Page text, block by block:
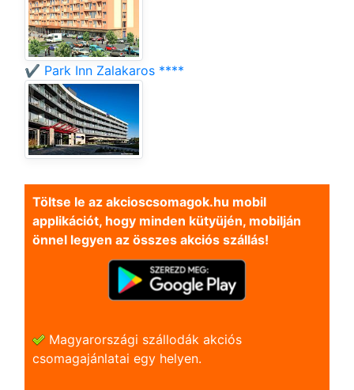
✔️ Park Inn Zalakaros ****
Töltse le az akcioscsomagok.hu mobil
applikációt, hogy minden kütyüjén, mobilján
önnel legyen az összes akciós szállás!
Magyarországi szállodák akciós
csomagajánlatai egy helyen.